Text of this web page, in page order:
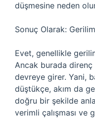
düşmesine neden
Sonuç Olarak:
Evet, genellikle
Ancak burada
devreye girer. Yani,
düştükçe, akım da
doğru bir şekilde
verimli çalışması ve